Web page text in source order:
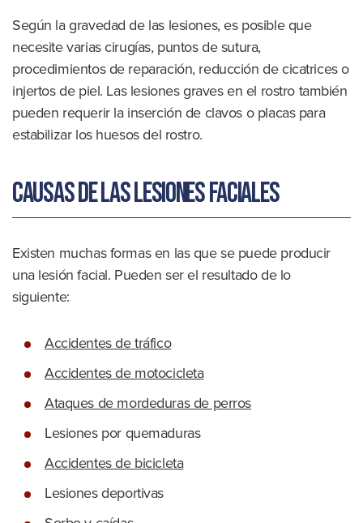
Según la gravedad de las lesiones, es posible que
necesite varias cirugías, puntos de sutura,
procedimientos de reparación, reducción de cicatrices o
injertos de piel. Las lesiones graves en el rostro también
pueden requerir la inserción de clavos o placas para
estabilizar los huesos del rostro.
Causas de las lesiones faciales
Existen muchas formas en las que se puede producir
una lesión facial. Pueden ser el resultado de lo
siguiente:
Accidentes de tráfico
Accidentes de motocicleta
Ataques de mordeduras de perros
Lesiones por quemaduras
Accidentes de bicicleta
Lesiones deportivas